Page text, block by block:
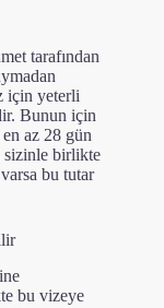
tarafından
için yeterli
Bunun için
az 28 gün
sizinle birlikte
bu tutar
bu vizeye